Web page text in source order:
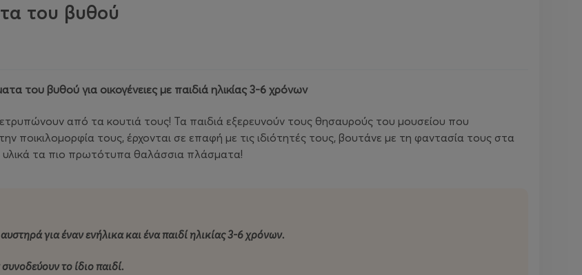
του βυθού
του βυθού για οικογένειες με παιδιά ηλικίας 3-6 χρόνων
από τα κουτιά τους! Τα παιδιά εξερευνούν τους θησαυρούς του μουσείου που
ποικιλομορφία τους, έρχονται σε επαφή με τις ιδιότητές τους, βουτάνε με τη φαντασία τους στα
τα πιο πρωτότυπα θαλάσσια πλάσματα!
για έναν ενήλικα και ένα παιδί ηλικίας 3-6 χρόνων.
το ίδιο παιδί.